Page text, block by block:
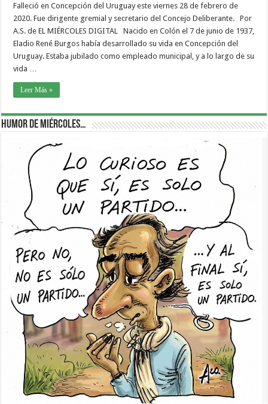
Falleció en Concepción del Uruguay este viernes 28 de febrero de
2020. Fue dirigente gremial y secretario del Concejo Deliberante. Por
A.S. de EL MIÉRCOLES DIGITAL Nacido en Colón el 7 de junio de 1937,
Eladio René Burgos había desarrollado su vida en Concepción del
Uruguay. Estaba jubilado como empleado municipal, y a lo largo de su
vida …
Leer Más »
Humor de Miércoles…